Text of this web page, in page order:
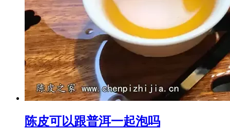
陈皮可以跟普洱一起泡吗